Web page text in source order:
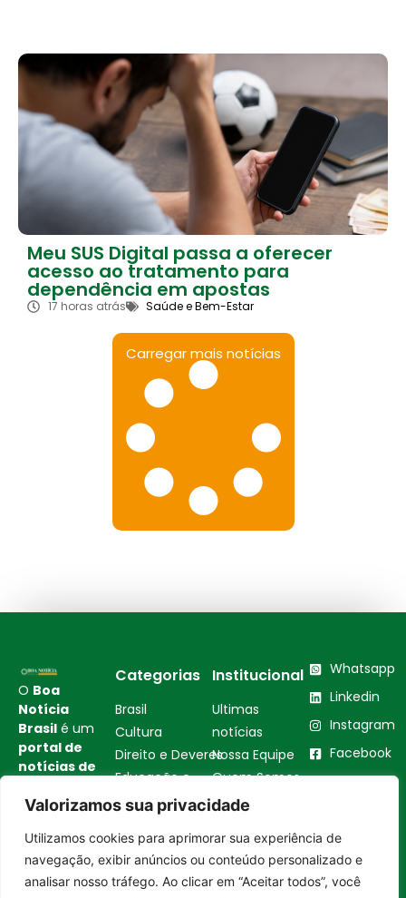
Valorizamos sua privacidade
Utilizamos cookies para aprimorar sua experiência de
navegação, exibir anúncios ou conteúdo personalizado e
analisar nosso tráfego. Ao clicar em “Aceitar todos”, você
Meu SUS Digital passa a oferecer
acesso ao tratamento para
dependência em apostas
17 horas atrás Saúde e Bem-Estar
Carregar mais notícias
O Boa
Notícia
Brasil é um
portal de
notícias de
cultura,
estar,
empreendedorismo,
turismo,
Categorias
Brasil
Cultura
Direito e Deveres
Educação e
Carreira
Saúde e Bem-Estar
Sustentabilidade
Tecnologia
Institucional
Ultimas
notícias
Nossa Equipe
Quem Somos
Contato
Editoriais
Política de
Privacidade
Whatsapp
Linkedin
Instagram
Facebook
Youtube